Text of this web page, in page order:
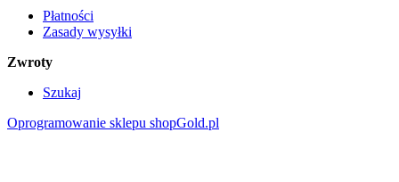
Płatności
Zasady wysyłki
Zwroty
Szukaj
Oprogramowanie sklepu shopGold.pl